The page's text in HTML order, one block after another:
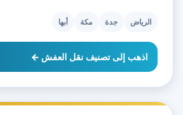
الرياض جدة مكة أبها
اذهب إلى تصنيف نقل العفش ←